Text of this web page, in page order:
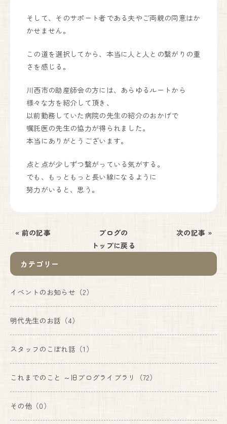
そして、そのサポート者である夫やご両親の同意はか
かせません。
この道を選択してから、本当に人と人との繋がりの重
さを感じる。
川西市の助産師会の方には、あらゆるルートから
様々な方を紹介して頂き、
以前勤務していた病院の先生の紹介のおかげで
嘱託医の先生の協力が得られました。
本当にありがとうございます。
点と点が少しずつ繋がっている気がする。
でも、もっともっと長い線になるように
努力がいると、思う。
« 前の記事
ブログの
トップに戻る
次の記事 »
カテゴリー
イベントのお知らせ （2）
明代先生のお話 （4）
スタッフのこぼれ話 （1）
これまでのこと ～旧ブログライブラリ （72）
その他（0）